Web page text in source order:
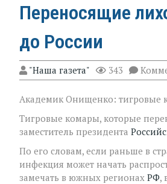
Переносящие
до России
"Наша газета" 343
Академик Онищенко: тигровые
Тигровые комары, которые
заместитель президента
По его словам, если раньше в
инфекция может начать
замечать в южных регионах РФ,